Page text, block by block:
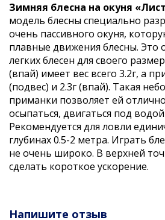
Зимняя блесна на окуня
модель блесны специально
очень пассивного окуня,
плавные движения блесны. Это
легких блесен для своего
(впай) имеет вес всего 3.2г, а
(подвес) и 2.3г (впай). Такая
приманки позволяет ей
осыпаться, двигаться под
Рекомендуется для ловли
глубинах 0.5-2 метра. Играть
не очень широко. В верхней
сделать короткое ускорение.
Напишите отзыв